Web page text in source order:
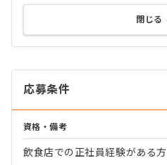
閉じる
応募条件
資格・備考
飲食店での正社員経験がある方